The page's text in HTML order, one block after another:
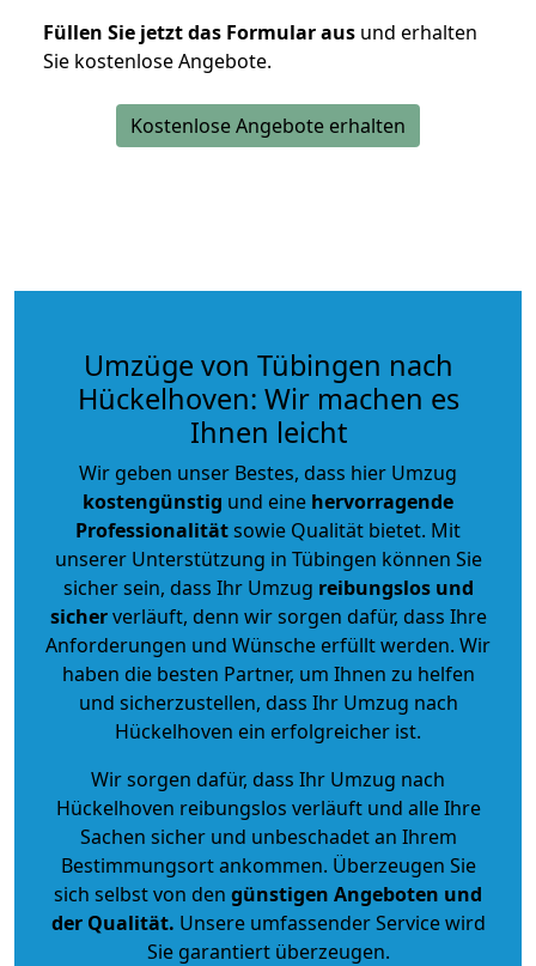
Füllen Sie jetzt das Formular aus und erhalten
Sie kostenlose Angebote.
Kostenlose Angebote erhalten
Umzüge von Tübingen nach
Hückelhoven: Wir machen es
Ihnen leicht
Wir geben unser Bestes, dass hier Umzug
kostengünstig und eine hervorragende
Professionalitätsowie Qualität bietet. Mit
unserer Unterstützung in Tübingen können Sie
sicher sein, dass Ihr Umzug reibungslos und
sicherverläuft, denn wir sorgen dafür, dass Ihre
Anforderungen und Wünsche erfüllt werden. Wir
haben die besten Partner, um Ihnen zu helfen
und sicherzustellen, dass Ihr Umzug nach
Hückelhoven ein erfolgreicher ist.
Wir sorgen dafür, dass Ihr Umzug nach
Hückelhoven reibungslos verläuft und alle Ihre
Sachen sicher und unbeschadet an Ihrem
Bestimmungsort ankommen. Überzeugen Sie
sich selbst von den günstigen Angeboten und
der Qualität. Unsere umfassender Service wird
Sie garantiert überzeugen.